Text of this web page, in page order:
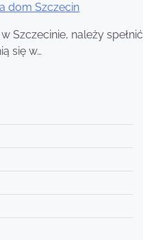
dom Szczecin
Szczecinie, należy spełnić
się w…